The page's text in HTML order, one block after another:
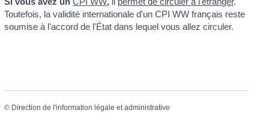
Toutefois, la validité internationale d'un CPI WW français reste
soumise à l'accord de l'État dans lequel vous allez circuler.
© Direction de l'information légale et administrative